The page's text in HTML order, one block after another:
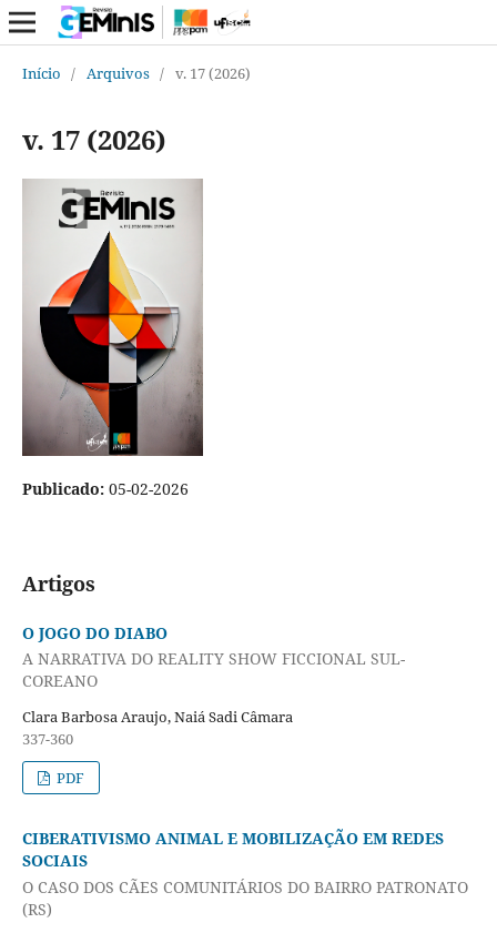
Início / Arquivos / v. 17 (2026)
v. 17 (2026)
Publicado: 05-02-2026
Artigos
O JOGO DO DIABO
A NARRATIVA DO REALITY SHOW FICCIONAL SUL-
COREANO
Clara Barbosa Araujo, Naiá Sadi Câmara
337-360
PDF
CIBERATIVISMO ANIMAL E MOBILIZAÇÃO EM REDES
SOCIAIS
O CASO DOS CÃES COMUNITÁRIOS DO BAIRRO PATRONATO
(RS)